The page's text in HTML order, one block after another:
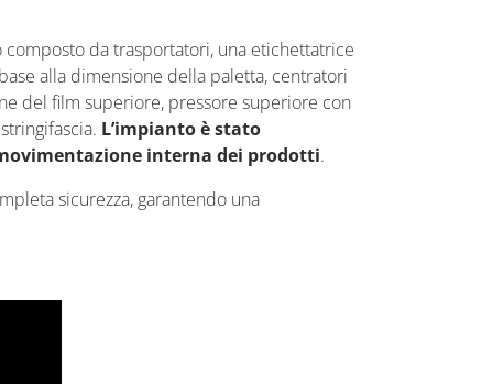
da trasportatori, una etichettatrice
alla dimensione della paletta, centratori
del film superiore, pressore superiore con
L’impianto è stato
interna dei prodotti.
sicurezza, garantendo una